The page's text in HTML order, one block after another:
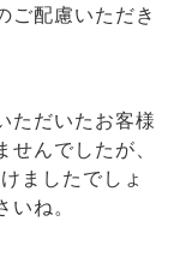
ご配慮いただき
ただいたお客様
んでしたが、
ましたでしょ
ね。